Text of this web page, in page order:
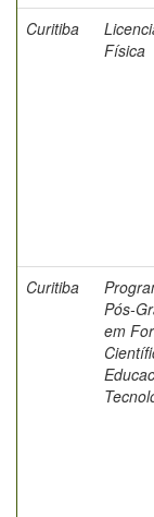
Curitiba
Física
Curitiba
Pós-
em